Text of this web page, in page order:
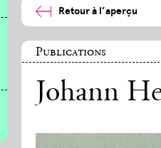
Retour à l’aperçu
Publications
Johann